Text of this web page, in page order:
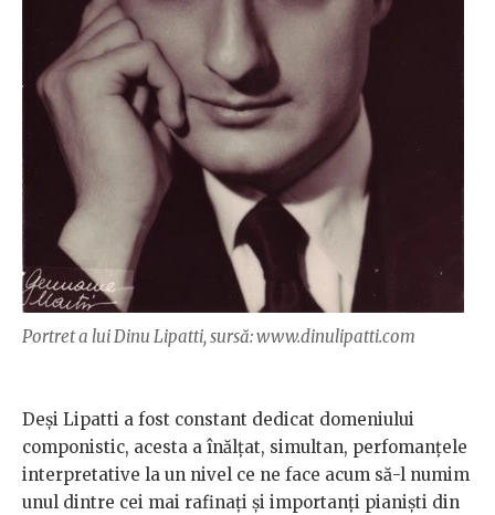
Portret a lui Dinu Lipatti, sursă: www.dinulipatti.com
Deși Lipatti a fost constant dedicat domeniului
componistic, acesta a înălțat, simultan, perfomanțele
interpretative la un nivel ce ne face acum să-l numim
unul dintre cei mai rafinați și importanți pianiști din